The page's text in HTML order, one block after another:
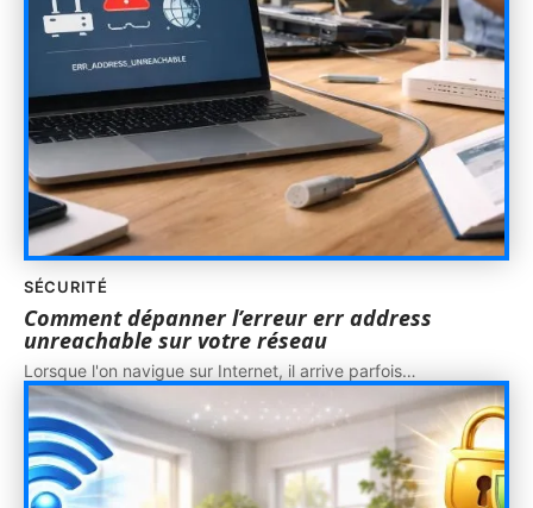
SÉCURITÉ
Comment dépanner l’erreur err address
unreachable sur votre réseau
Lorsque l'on navigue sur Internet, il arrive parfois…